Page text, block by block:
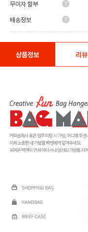
무이자 할부
배송정보
상품정보 리뷰